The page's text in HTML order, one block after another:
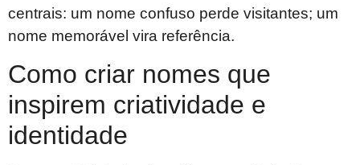
centrais: um nome confuso perde visitantes; um
nome memorável vira referência.
Como criar nomes que
inspirem criatividade e
identidade